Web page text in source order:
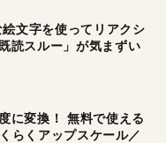
絵文字を使ってリアクシ
読スルー」が気まずい
に変換！ 無料で使える
らくアップスケール／